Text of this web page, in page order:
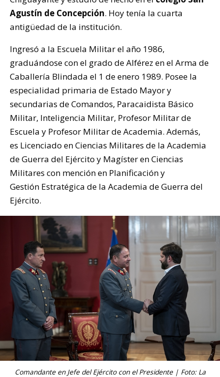
Agustín de Concepción. Hoy tenía la cuarta
antigüedad de la institución.
Ingresó a la Escuela Militar el año 1986,
graduándose con el grado de Alférez en el Arma de
Caballería Blindada el 1 de enero 1989. Posee la
especialidad primaria de Estado Mayor y
secundarias de Comandos, Paracaidista Básico
Militar, Inteligencia Militar, Profesor Militar de
Escuela y Profesor Militar de Academia. Además,
es Licenciado en Ciencias Militares de la Academia
de Guerra del Ejército y Magíster en Ciencias
Militares con mención en Planificación y
Gestión Estratégica de la Academia de Guerra del
Ejército.
Comandante en Jefe del Ejército con el Presidente | Foto: La